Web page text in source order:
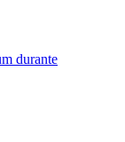
durante